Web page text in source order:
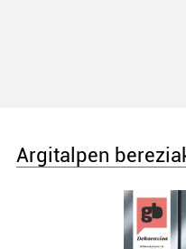
Argitalpen